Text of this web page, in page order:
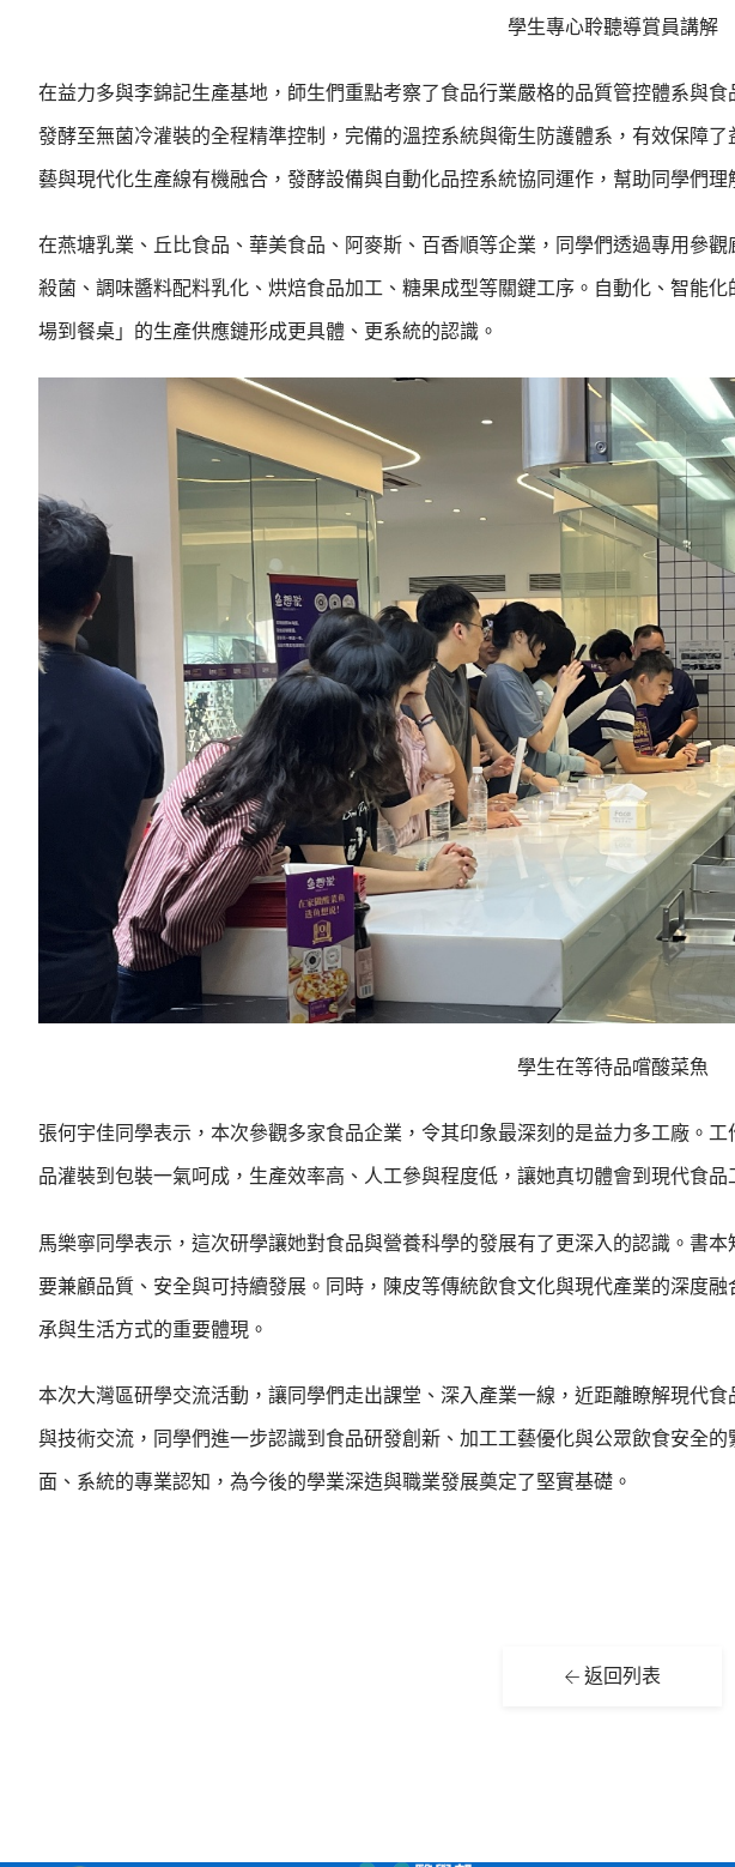
學生專心聆聽導賞員講解
在益力多與李錦記生產基地，師生們重點考察了食品行業嚴格的品質管控體系與
發酵至無菌冷灌裝的全程精準控制，完備的溫控系統與衛生防護體系，有效保障
藝與現代化生產線有機融合，發酵設備與自動化品控系統協同運作，幫助同學們理
在燕塘乳業、丘比食品、華美食品、阿麥斯、百香順等企業，同學們透過專用參
殺菌、調味醬料配料乳化、烘焙食品加工、糖果成型等關鍵工序。自動化、智能
場到餐桌」的生產供應鏈形成更具體、更系統的認識。
學生在等待品嚐酸菜魚
張何宇佳同學表示，本次參觀多家食品企業，令其印象最深刻的是益力多工廠。
品灌裝到包裝一氣呵成，生產效率高、人工參與程度低，讓她真切體會到現代食品
馬樂寧同學表示，這次研學讓她對食品與營養科學的發展有了更深入的認識。書
要兼顧品質、安全與可持續發展。同時，陳皮等傳統飲食文化與現代產業的深度
承與生活方式的重要體現。
本次大灣區研學交流活動，讓同學們走出課堂、深入產業一線，近距離瞭解現代
與技術交流，同學們進一步認識到食品研發創新、加工工藝優化與公眾飲食安全
面、系統的專業認知，為今後的學業深造與職業發展奠定了堅實基礎。
返回列表